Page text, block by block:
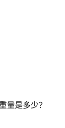
量是多少？